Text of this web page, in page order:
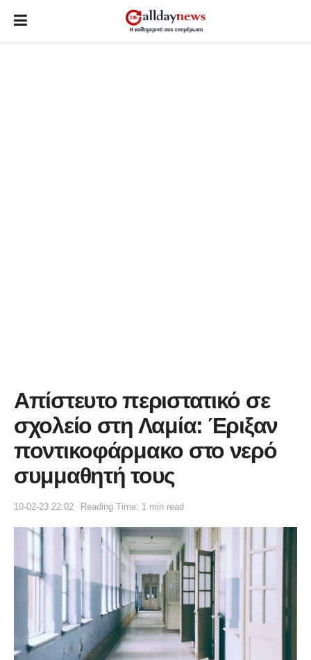
Απίστευτο περιστατικό σε
σχολείο στη Λαμία: Έριξαν
ποντικοφάρμακο στο νερό
συμμαθητή τους
10-02-23 22:02 Reading Time: 1 min read